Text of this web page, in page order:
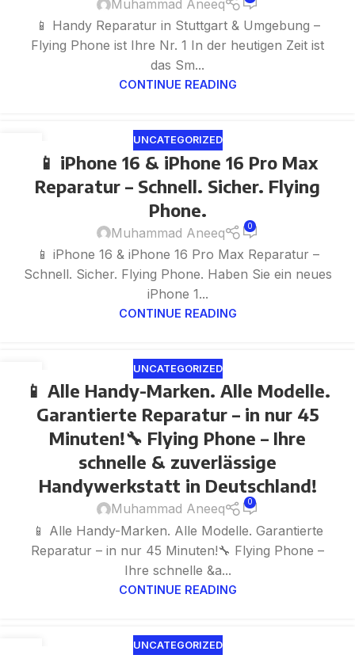
Muhammad Aneeq
📱 Handy Reparatur in Stuttgart & Umgebung –
Flying Phone ist Ihre Nr. 1 In der heutigen Zeit ist
das Sm...
CONTINUE READING
UNCATEGORIZED
📱 iPhone 16 & iPhone 16 Pro Max
Reparatur – Schnell. Sicher. Flying
Phone.
Muhammad Aneeq 0
📱 iPhone 16 & iPhone 16 Pro Max Reparatur –
Schnell. Sicher. Flying Phone. Haben Sie ein neues
iPhone 1...
CONTINUE READING
JUN
UNCATEGORIZED
📱 Alle Handy-Marken. Alle Modelle.
Garantierte Reparatur – in nur 45
Minuten!🔧 Flying Phone – Ihre
schnelle & zuverlässige
Handywerkstatt in Deutschland!
Muhammad Aneeq 0
📱 Alle Handy-Marken. Alle Modelle. Garantierte
Reparatur – in nur 45 Minuten!🔧 Flying Phone –
Ihre schnelle &a...
CONTINUE READING
UNCATEGORIZED